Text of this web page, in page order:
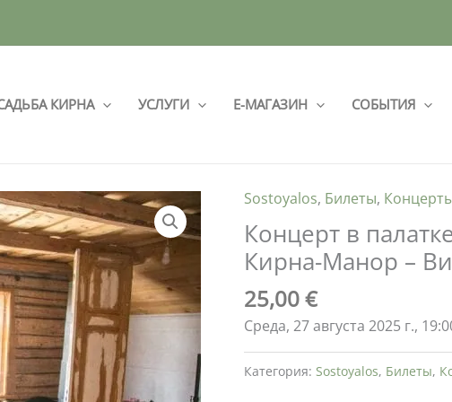
КИРНА УСЛУГИ Е-МАГАЗИН СОБЫТИЯ
Sostoyalos, Билеты,
Концерт в
Кирна-Манор –
25,00€
Среда, 27 августа 2025 г.,
Категория: Sostoyalos, Билеты,